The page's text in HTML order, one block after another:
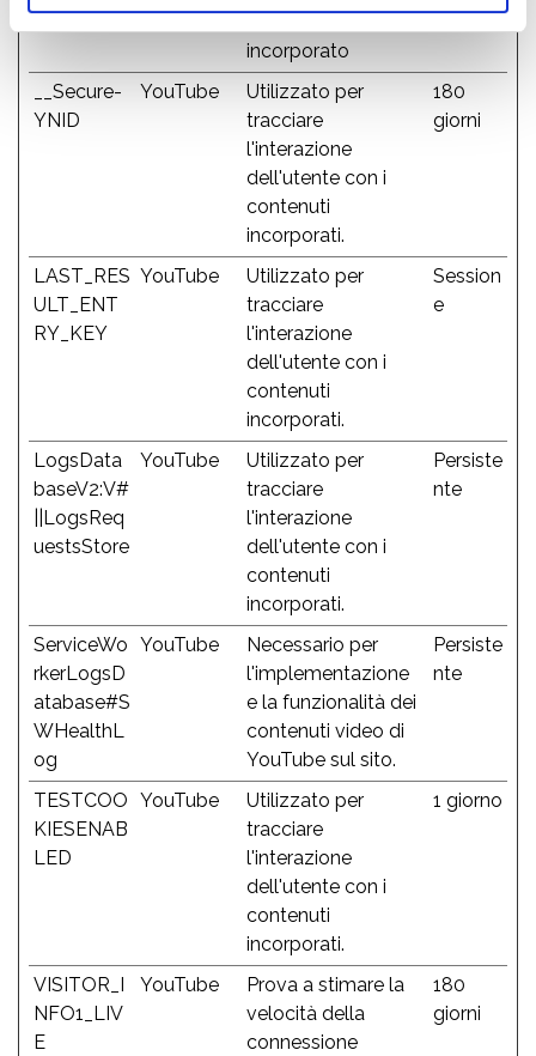
video YouTube
incorporato
__Secure-
YNID
YouTube
Utilizzato per
tracciare
l'interazione
dell'utente con i
contenuti
incorporati.
180
giorni
LAST_RES
ULT_ENT
RY_KEY
YouTube
Utilizzato per
tracciare
l'interazione
dell'utente con i
contenuti
incorporati.
Session
e
LogsData
baseV2:V#
||LogsReq
uestsStore
YouTube
Utilizzato per
tracciare
l'interazione
dell'utente con i
contenuti
incorporati.
Persiste
nte
ServiceWo
rkerLogsD
atabase#S
WHealthL
og
YouTube
Necessario per
l'implementazione
e la funzionalità dei
contenuti video di
YouTube sul sito.
Persiste
nte
TESTCOO
KIESENAB
LED
YouTube
Utilizzato per
tracciare
l'interazione
dell'utente con i
contenuti
incorporati.
1 giorno
VISITOR_I
NFO1_LIV
E
YouTube
Prova a stimare la
velocità della
connessione
180
giorni